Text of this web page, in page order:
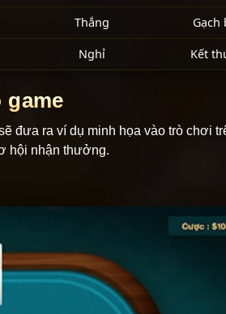
Thắng Gạch
Nghỉ Kết
game
đưa ra ví dụ minh họa vào trò chơi
hội nhận thưởng.